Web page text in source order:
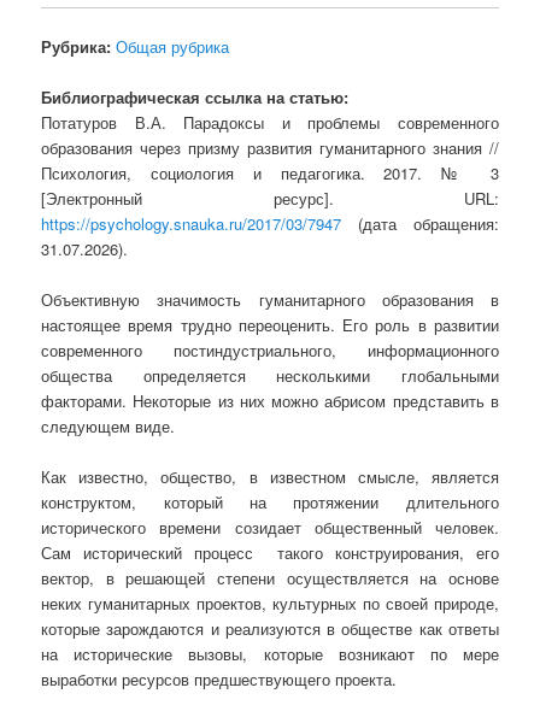
Рубрика: Общая рубрика
Библиографическая ссылка на статью:
Потатуров В.А. Парадоксы и проблемы современного
образования через призму развития гуманитарного знания //
Психология, социология и педагогика. 2017. № 3
[Электронный ресурс]. URL:
https://psychology.snauka.ru/2017/03/7947 (дата обращения:
31.07.2026).
Объективную значимость гуманитарного образования в
настоящее время трудно переоценить. Его роль в развитии
современного постиндустриального, информационного
общества определяется несколькими глобальными
факторами. Некоторые из них можно абрисом представить в
следующем виде.
Как известно, общество, в известном смысле, является
конструктом, который на протяжении длительного
исторического времени созидает общественный человек.
Сам исторический процесс такого конструирования, его
вектор, в решающей степени осуществляется на основе
неких гуманитарных проектов, культурных по своей природе,
которые зарождаются и реализуются в обществе как ответы
на исторические вызовы, которые возникают по мере
выработки ресурсов предшествующего проекта.